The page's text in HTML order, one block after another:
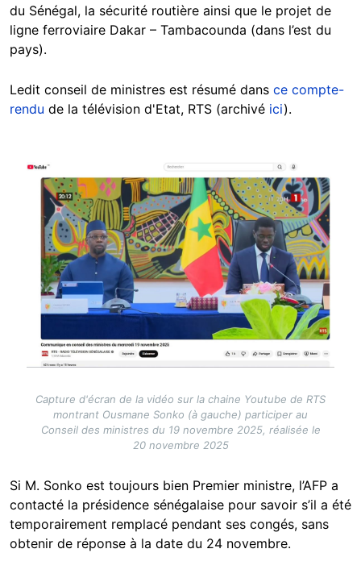
du Sénégal, la sécurité routière ainsi que le projet de
ligne ferroviaire Dakar – Tambacounda (dans l’est du
pays).
Ledit conseil de ministres est résumé dans ce compte-
rendu de la télévision d'Etat, RTS (archivé ici).
Image
Capture d'écran de la vidéo sur la chaine Youtube de RTS
montrant Ousmane Sonko (à gauche) participer au
Conseil des ministres du 19 novembre 2025, réalisée le
20 novembre 2025
Si M. Sonko est toujours bien Premier ministre, l’AFP a
contacté la présidence sénégalaise pour savoir s’il a été
temporairement remplacé pendant ses congés, sans
obtenir de réponse à la date du 24 novembre.